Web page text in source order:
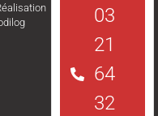
03
21
64
32